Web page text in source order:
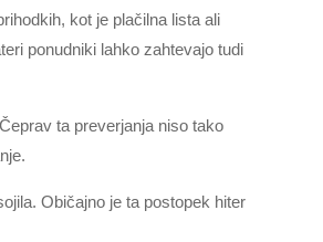
kot je plačilna lista ali
ponudniki lahko zahtevajo tudi
ta preverjanja niso tako
Običajno je ta postopek hiter